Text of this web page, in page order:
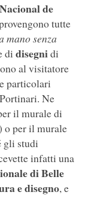
de
tutte
senza
di disegnidi
al visitatore
particolari
Ne
il murale di
o per il murale
gli studi
infatti una
di Belle
e disegno, e